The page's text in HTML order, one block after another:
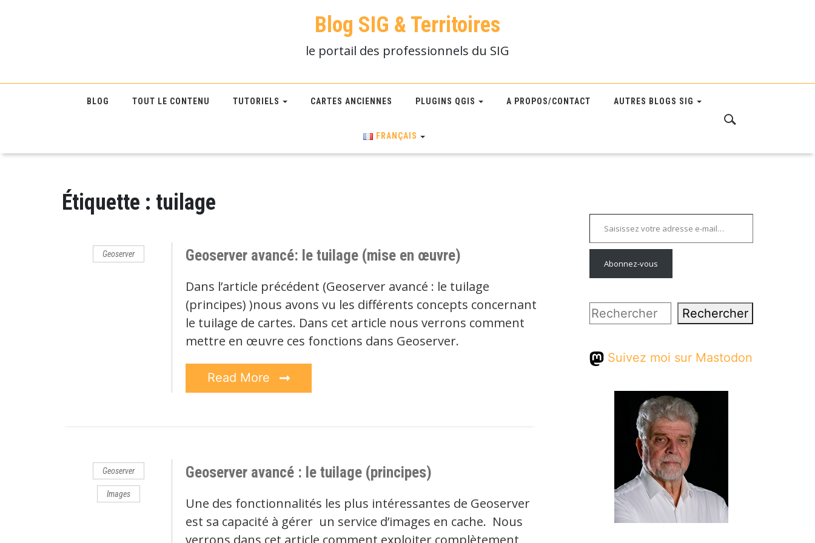
Blog SIG & Territoires
le portail des professionnels du SIG
BLOG TOUT LE CONTENU TUTORIELS CARTES ANCIENNES PLUGINS QGIS A PROPOS/CONTACT AUTRES BLOGS SIG
FRANÇAIS
Étiquette : tuilage
Geoserver Geoserver avancé: le tuilage (mise en œuvre)
Dans l’article précédent (Geoserver avancé : le tuilage
(principes) )nous avons vu les différents concepts concernant
le tuilage de cartes. Dans cet article nous verrons comment
mettre en œuvre ces fonctions dans Geoserver.
Read More
Geoserver
Images
Geoserver avancé : le tuilage (principes)
Une des fonctionnalités les plus intéressantes de Geoserver
est sa capacité à gérer un service d’images en cache. Nous
verrons dans cet article comment exploiter complètement
Saisissez votre adresse e-mail…
Abonnez-vous
Rechercher Rechercher
Suivez moi sur Mastodon